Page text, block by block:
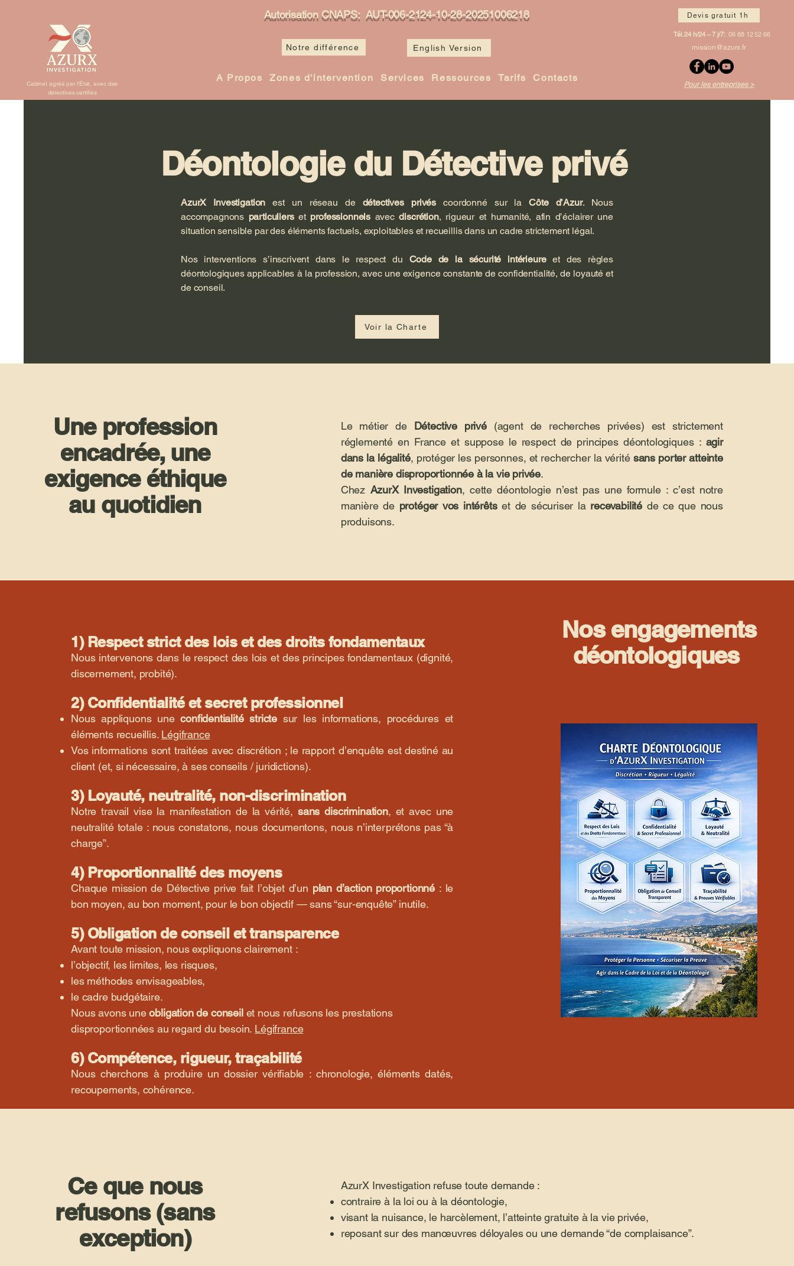
Cabinet agréé par l’État, avec des
détectives certifiés
Autorisation CNAPS: AUT-006-2124-10-28-20251006218
Notre différence English Version
A Propos Zones d'intervention Services Ressources Tarifs Contacts
Devis gratuit 1h
Tél. 24 h/24 – 7 j/7: 06 88 12 52 66
mission@azurx.fr
Pour les entreprises >
Déontologie du Détective privé
AzurX Investigationest un réseau de détectives privés coordonné sur laCôte d’Azur. Nous
accompagnons particulierset professionnels avecdiscrétion, rigueur et humanité, afin d’éclairer une
situation sensible par des éléments factuels, exploitables et recueillis dans un cadre strictement légal.
Nos interventions s’inscrivent dans le respect du Code de la sécurité intérieureet des règles
déontologiques applicables à la profession, avec une exigence constante de confidentialité, de loyauté et
de conseil.
Voir la Charte
Une profession
encadrée, une
exigence éthique
au quotidien
Le métier de Détective privé (agent de recherches privées) est strictement
réglementé en France et suppose le respect de principes déontologiques : agir
dans la légalité, protéger les personnes, et rechercher la vérité sans porter atteinte
de manière disproportionnée à la vie privée.
Chez AzurX Investigation, cette déontologie n’est pas une formule : c’est notre
manière de protéger vos intérêtset de sécuriser la recevabilité de ce que nous
produisons.
1) Respect strict des lois et des droits fondamentaux
Nous intervenons dans le respect des lois et des principes fondamentaux (dignité,
discernement, probité).
2) Confidentialité et secret professionnel
Nous appliquons uneconfidentialité stricte sur les informations, procédures et
éléments recueillis. Légifrance
Vos informations sont traitées avec discrétion ; le rapport d’enquête est destiné au
client (et, si nécessaire, à ses conseils / juridictions).
3) Loyauté, neutralité, non-discrimination
Notre travail vise la manifestation de la vérité, sans discrimination, et avec une
neutralité totale : nous constatons, nous documentons, nous n’interprétons pas “à
charge”.
4) Proportionnalité des moyens
Chaque mission de Détective prive fait l’objet d’un plan d’action proportionné : le
bon moyen, au bon moment, pour le bon objectif — sans “sur-enquête” inutile.
5) Obligation de conseil et transparence
Avant toute mission, nous expliquons clairement :
l’objectif, les limites, les risques,
les méthodes envisageables,
le cadre budgétaire.
Nous avons uneobligation de conseilet nous refusons les prestations
disproportionnées au regard du besoin. Légifrance
6) Compétence, rigueur, traçabilité
Nous cherchons à produire un dossier vérifiable : chronologie, éléments datés,
recoupements, cohérence.
Nos engagements
déontologiques
Ce que nous
refusons (sans
exception)
AzurX Investigation refuse toute demande :
contraire à la loi ou à la déontologie,
visant la nuisance, le harcèlement, l’atteinte gratuite à la vie privée,
reposant sur des manœuvres déloyales ou une demande “de complaisance”.